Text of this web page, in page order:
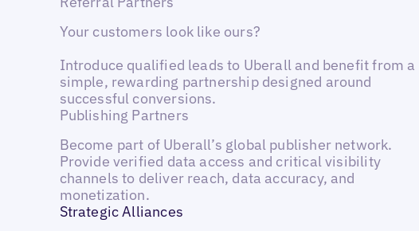
Your customers look like ours?
Introduce qualified leads to Uberall and benefit from a
simple, rewarding partnership designed around
successful conversions.
Publishing Partners
Become part of Uberall’s global publisher network.
Provide verified data access and critical visibility
channels to deliver reach, data accuracy, and
monetization.
Strategic Alliances